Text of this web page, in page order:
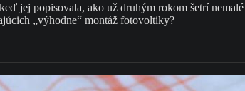
jej popisovala, ako už druhým rokom šetrí
„výhodne“ montáž fotovoltiky?